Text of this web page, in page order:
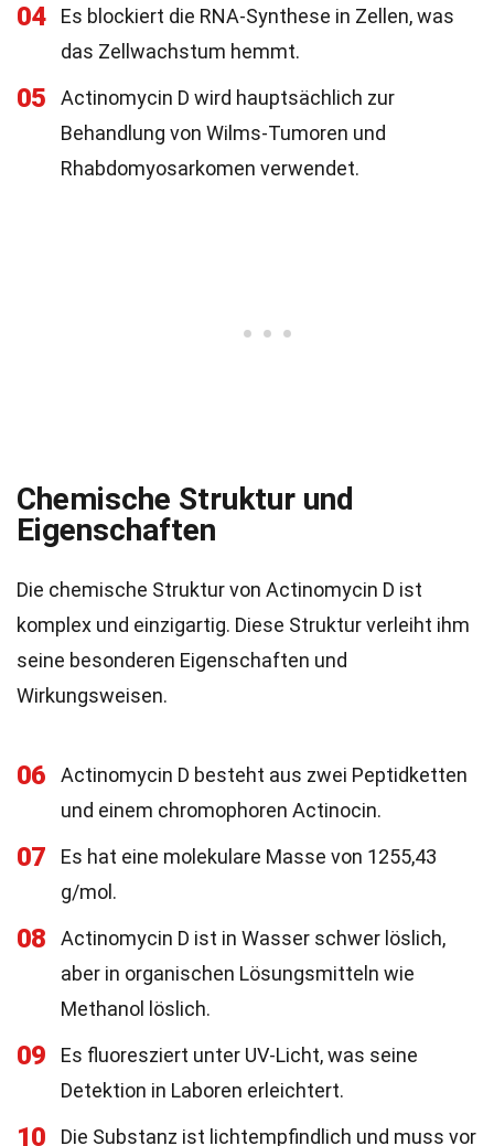
04
Es blockiert die RNA-Synthese in Zellen, was
das Zellwachstum hemmt.
05
Actinomycin D wird hauptsächlich zur
Behandlung von Wilms-Tumoren und
Rhabdomyosarkomen verwendet.
Chemische Struktur und
Eigenschaften
Die chemische Struktur von Actinomycin D ist
komplex und einzigartig. Diese Struktur verleiht ihm
seine besonderen Eigenschaften und
Wirkungsweisen.
06
Actinomycin D besteht aus zwei Peptidketten
und einem chromophoren Actinocin.
07
Es hat eine molekulare Masse von 1255,43
g/mol.
08
Actinomycin D ist in Wasser schwer löslich,
aber in organischen Lösungsmitteln wie
Methanol löslich.
09
Es fluoresziert unter UV-Licht, was seine
Detektion in Laboren erleichtert.
10 Die Substanz ist lichtempfindlich und muss vor